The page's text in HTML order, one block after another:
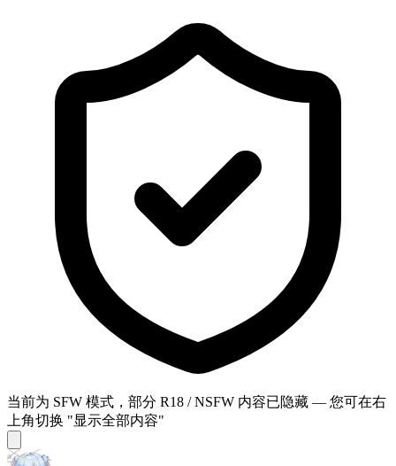
当前为 SFW 模式，部分 R18 / NSFW 内容已隐藏 — 您可在右
上角切换 "显示全部内容"